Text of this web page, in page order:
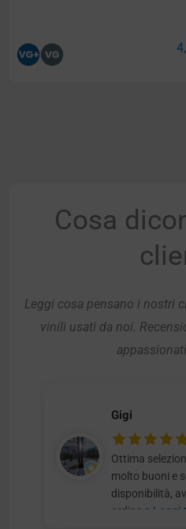
Cosa
Leggi cosa pensano i nostri
vinili usati da noi.
Gigi
Ottima
molto buoni e
disponibilità,
ordine e Leggi